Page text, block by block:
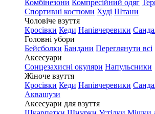
Комбінезони Компресійний одяг
Спортивні костюми Худі Штани
Чоловіче взуття
Кросівки Кеди Напівчеревики
Головні убори
Бейсболки Бандани Переглянути всі
Аксесуари
Сонцезахисні окуляри Напульсники
Жіноче взуття
Кросівки Кеди Напівчеревики
Аквашузи
Аксесуари для взуття